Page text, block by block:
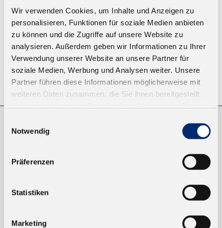
Wir verwenden Cookies, um Inhalte und Anzeigen zu
personalisieren, Funktionen für soziale Medien anbieten
zu können und die Zugriffe auf unsere Website zu
analysieren. Außerdem geben wir Informationen zu Ihrer
Verwendung unserer Website an unsere Partner für
soziale Medien, Werbung und Analysen weiter. Unsere
Partner führen diese Informationen möglicherweise mit
weiteren Daten zusammen, die Sie ihnen bereitgestellt
Notwendig
Präferenzen
Statistiken
Marketing
© KLEIBERIT SE & CO. KG, Max-Becker-Str. 4, 76356 Weingarten,
Germany
EINKAUFEN
VERSAND UND ZAHLUNG
EINFACH BEZAHLEN